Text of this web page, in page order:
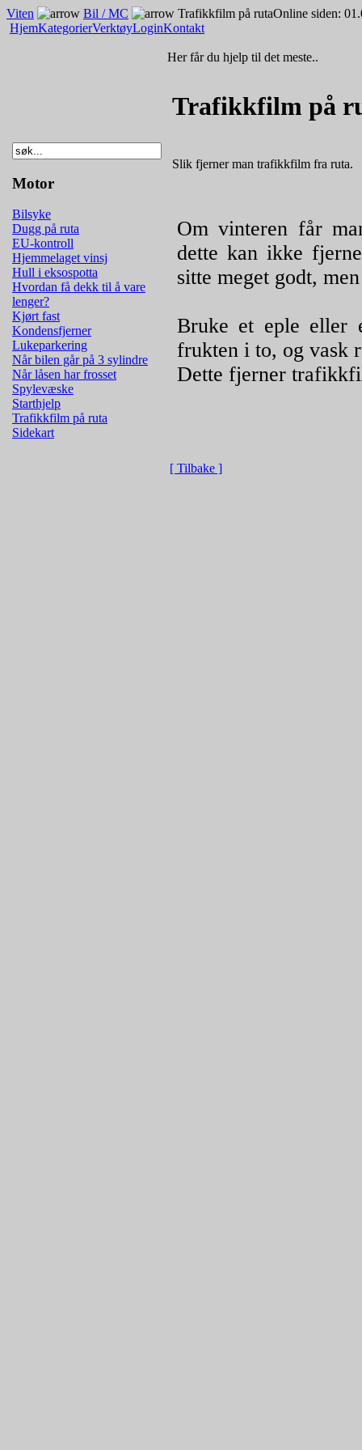
Viten Bil / MC Trafikkfilm på rutaOnline siden:
HjemKategorierVerktøyLoginKontakt
Motor
Bilsyke
Dugg på ruta
EU-kontroll
Hjemmelaget vinsj
Hull i eksospotta
Hvordan få dekk til å vare
lenger?
Kjørt fast
Kondensfjerner
Lukeparkering
Når bilen går på 3 sylindre
Når låsen har frosset
Spylevæske
Starthjelp
Trafikkfilm på ruta
Sidekart
Her får du hjelp til det meste..
Trafikkfilm på
Slik fjerner man trafikkfilm fra ruta.
Om vinteren får
dette kan ikke
sitte meget godt,
Bruke et eple eller
frukten i to, og vask
Dette fjerner
[ Tilbake ]